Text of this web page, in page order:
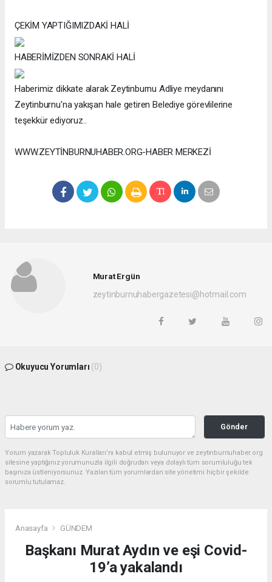
ÇEKİM YAPTIĞIMIZDAKİ HALİ
HABERİMİZDEN SONRAKİ HALİ
Haberimiz dikkate alarak Zeytinburnu Adliye meydanını
Zeytinburnu'na yakışan hale getiren Belediye görevlilerine
teşekkür ediyoruz..
WWW.ZEYTİNBURNUHABER.ORG-HABER MERKEZİ
Murat Ergün
zeytinburnuhabergazetesi@hotmail.com
Okuyucu Yorumları (0)
Gönder
Yorum yazarak Topluluk Kuralları’nı kabul etmiş bulunuyor ve zeytinburnuhaber.org
sitesine yaptığınız yorumunuzla ilgili doğrudan veya dolaylı tüm sorumluluğu tek
başınıza üstleniyorsunuz. Yazılan tüm yorumlardan site yönetimi hiçbir şekilde
sorumlu tutulamaz.
Anasayfa GÜNDEM
Başkanı Murat Aydın ve eşi Covid-
19’a yakalandı